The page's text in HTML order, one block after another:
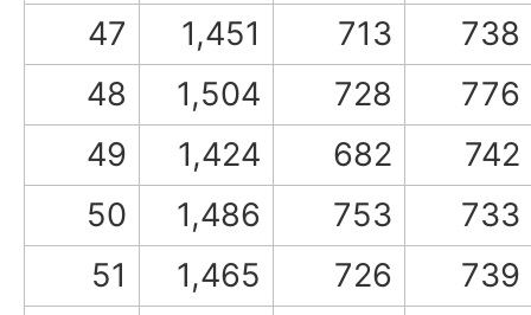
47
1,451 713
738
48
1,504 728
776
49
1,424 682
742
50
1,486 753
733
51
1,465 726
739